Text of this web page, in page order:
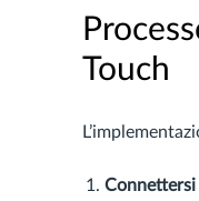
Touch
Connettersi